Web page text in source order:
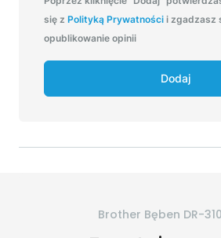
się z Polityką Prywatności i zgadzasz
opublikowanie opinii
Dodaj
Brother Bęben DR-